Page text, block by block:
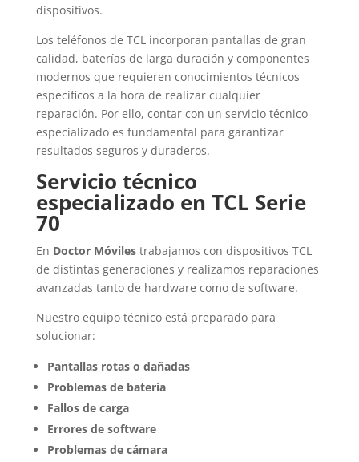
dispositivos.
Los teléfonos de TCLincorporan pantallas de gran
calidad, baterías de larga duración y componentes
modernos que requieren conocimientos técnicos
específicos a la hora de realizar cualquier
reparación. Por ello, contar con un servicio técnico
especializado es fundamental para garantizar
resultados seguros y duraderos.
Servicio técnico
especializado en TCL Serie
70
En Doctor Móvilestrabajamos con dispositivos TCL
de distintas generaciones y realizamos reparaciones
avanzadas tanto de hardware como de software.
Nuestro equipo técnico está preparado para
solucionar:
Pantallas rotas o dañadas
Problemas de batería
Fallos de carga
Errores de software
Problemas de cámara